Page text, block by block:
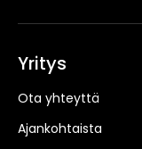
Yritys
Ota yhteyttä
Ajankohtaista